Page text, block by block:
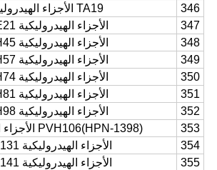
346
TA19 الأجزاء الهيدروليكية
347
الأجزاء الهيدروليكية PVE21
348
الأجزاء الهيدروليكية PVH45
349
الأجزاء الهيدروليكية PVH57
350
الأجزاء الهيدروليكية PVH74
351
الأجزاء الهيدروليكية PVH81
352
الأجزاء الهيدروليكية PVH98
353
PVH106(HPN-1398) الأجزاء الهيدروليكية
354
الأجزاء الهيدروليكية PVH131
355
الأجزاء الهيدروليكية PVH141